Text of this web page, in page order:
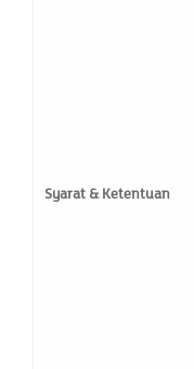
Syarat & Ketentuan